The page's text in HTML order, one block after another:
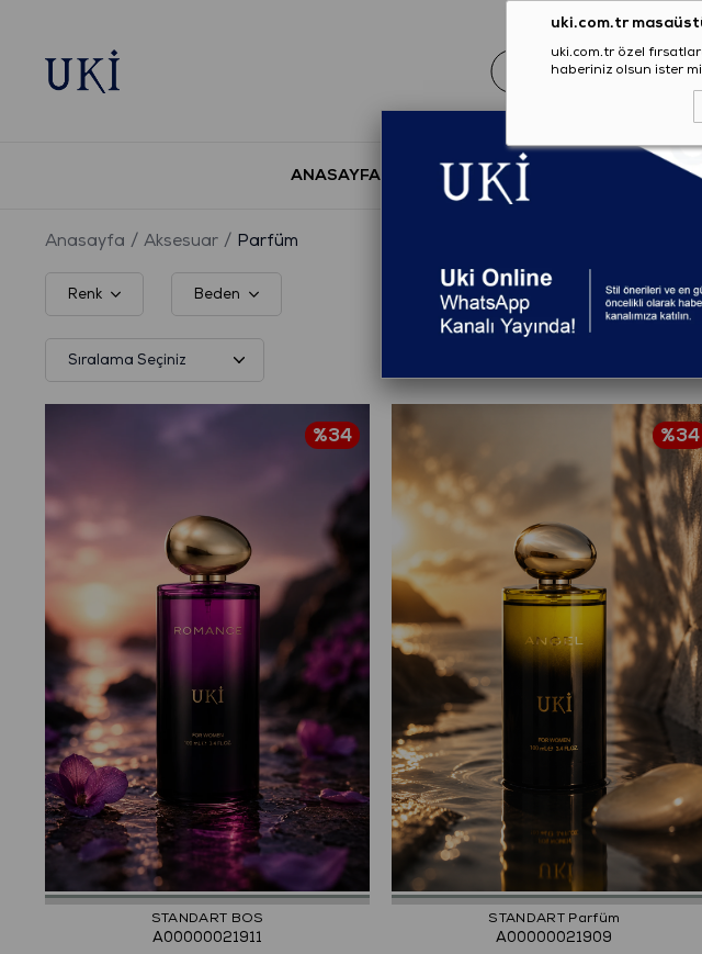
uki.com.tr
uki.com.tr özel
haberiniz olsun ister
ANASAYFA YENİ SEZON
Anasayfa Aksesuar Parfüm
Renk Beden
STANDART BOS
A00000021911
%34
STANDART Parfüm
A00000021909
%34